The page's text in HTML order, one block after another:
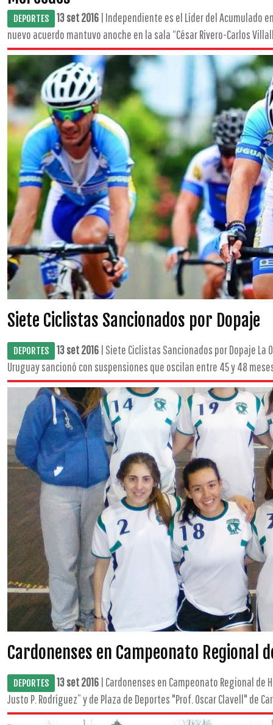
DEPORTES 13 set 2016 | Independiente es el Líder del Acumulado
nuevo acuerdo mantuvo anoche en la sala “César Rivero-Carlos
Siete Ciclistas Sancionados por Dopaje
DEPORTES 13 set 2016 | Siete Ciclistas Sancionados por Dopaje
Uruguay sancionó con suspensiones que oscilan entre 45 y 48
Cardonenses en Campeonato Regional
DEPORTES 13 set 2016 | Cardonenses en Campeonato Regional de
Justo P. Rodríguez” y de Plaza de Deportes "Prof. Oscar Clavell" de